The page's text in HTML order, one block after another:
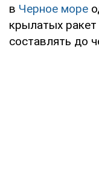
в Черное море
крылатых
составлять до